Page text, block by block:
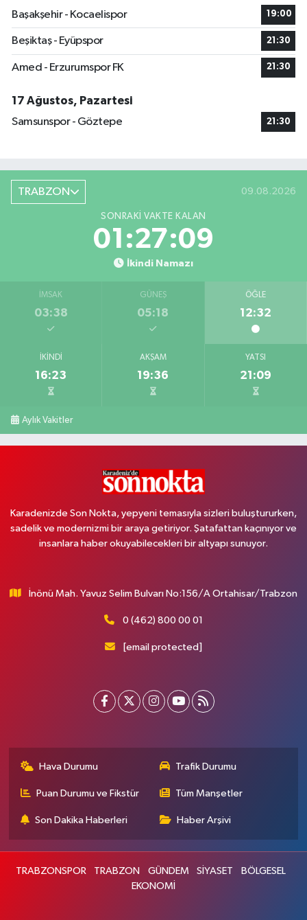
Başakşehir - Kocaelispor
19:00
Beşiktaş - Eyüpspor 21:30
Amed - Erzurumspor FK 21:30
17 Ağustos, Pazartesi
Samsunspor - Göztepe
21:30
TRABZON 09.08.2026
SONRAKI VAKTE KALAN
01:27:08
İkindi Namazı
İMSAK
03:38
GÜNEŞ
05:18
ÖĞLE
12:32
İKINDI
16:23
AKŞAM
19:36
YATSI
21:09
Aylık Vakitler
Karadenizde Son Nokta, yepyeni temasıyla sizleri buluştururken,
sadelik ve modernizmi bir araya getiriyor. Şatafattan kaçınıyor ve
insanlara haber okuyabilecekleri bir altyapı sunuyor.
İnönü Mah. Yavuz Selim Bulvarı No:156/A Ortahisar/Trabzon
0 (462) 800 00 01
[email protected]
Hava Durumu Trafik Durumu
Puan Durumu ve Fikstür Tüm Manşetler
Son Dakika Haberleri Haber Arşivi
TRABZONSPOR TRABZON GÜNDEM SİYASET
BÖLGESEL
EKONOMİ